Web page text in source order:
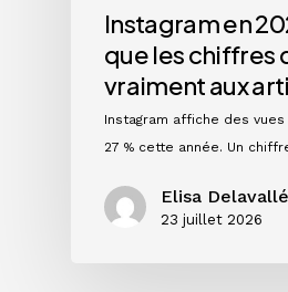
artistes
Instagram en
que les chiffres
vraiment aux
Instagram affiche des
27 % cette année. Un
Elisa
23 juillet 2026